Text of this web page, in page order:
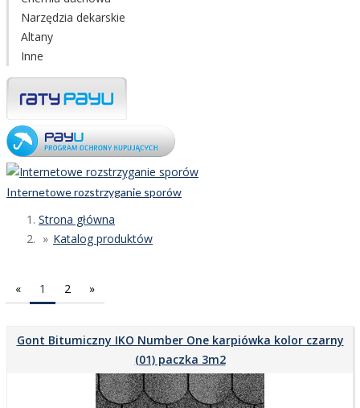
Narzędzia dekarskie
Altany
Inne
Internetowe rozstrzyganie sporów
Strona główna
Katalog produktów
« 1 2 »
Gont Bitumiczny IKO Number One karpiówka kolor czarny
(01) paczka 3m2